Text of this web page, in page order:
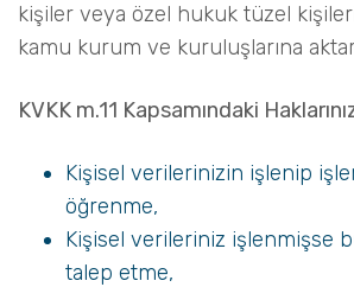
kişiler veya özel hukuk tüzel
kamu kurum ve kuruluşlarına
KVKK m.11 Kapsamındaki
Kişisel verilerinizin işlenip
öğrenme,
Kişisel verileriniz işlenmişse
talep etme,